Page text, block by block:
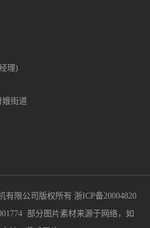
理)
娥街道
有限公司版权所有 浙ICP备20004820
部分图片素材来源于网络，如